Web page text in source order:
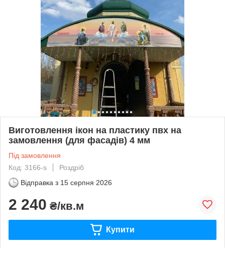
Виготовлення ікон на пластику пвх на
замовлення (для фасадів) 4 мм
Під замовлення
Код: 3166-s
Роздріб
Відправка з 15 серпня 2026
2 240 ₴/кв.м
Купити